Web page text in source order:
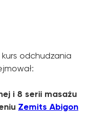
odchudzania
i 8 serii masażu
Zemits Abigon